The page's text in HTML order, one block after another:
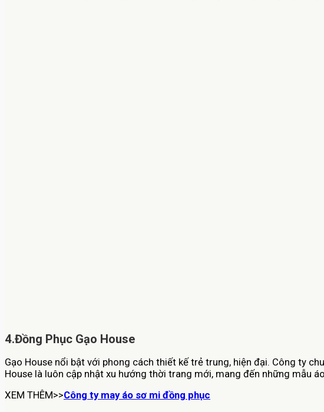
4.Đồng Phục Gạo House
Gạo House nổi bật với phong cách thiết kế trẻ trung, hiện đại. Công ty
House là luôn cập nhật xu hướng thời trang mới, mang đến những mẫu
XEM THÊM>>Công ty may áo sơ mi đồng phục